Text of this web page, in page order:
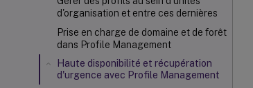
d'organisation et entre ces dernières
Prise en charge de domaine et de forêt
dans Profile Management
Haute disponibilité et récupération
d'urgence avec Profile Management